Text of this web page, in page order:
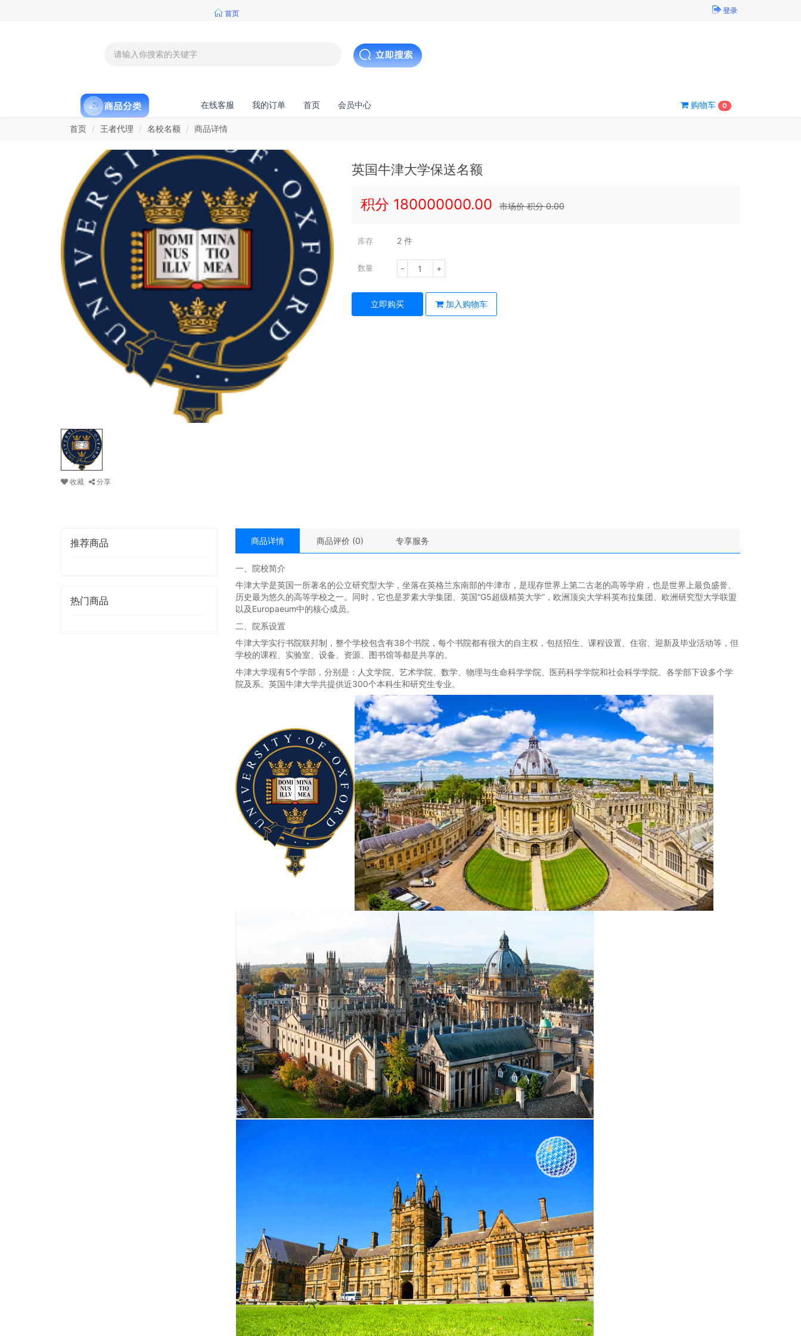
首页 登录
在线客服 我的订单 首页 会员中心 购物车 0
首页 王者代理 名校名额 商品详情
收藏 分享
英国牛津大学保送名额
积分 180000000.00 市场价 积分0.00
库存 2件
数量 - +
立即购买 加入购物车
推荐商品
热门商品
商品详情 商品评价 (0) 专享服务
一、院校简介
牛津大学是英国一所著名的公立研究型大学，坐落在英格兰东南部的牛津市，是现存世界上第二古老的高等学府，也是世界上最负盛誉、
历史最为悠久的高等学校之一。同时，它也是罗素大学集团、英国“G5超级精英大学”，欧洲顶尖大学科英布拉集团、欧洲研究型大学联盟
以及Europaeum中的核心成员。
二、院系设置
牛津大学实行书院联邦制，整个学校包含有38个书院，每个书院都有很大的自主权，包括招生、课程设置、住宿、迎新及毕业活动等，但
学校的课程、实验室、设备、资源、图书馆等都是共享的。
牛津大学现有5个学部，分别是：人文学院、艺术学院、数学、物理与生命科学学院、医药科学学院和社会科学学院。各学部下设多个学
院及系。英国牛津大学共提供近300个本科生和研究生专业。